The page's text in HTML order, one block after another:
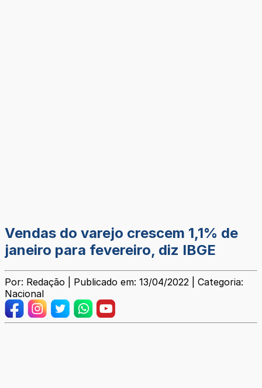
Vendas do varejo crescem 1,1% de
janeiro para fevereiro, diz IBGE
Por: Redação | Publicado em: 13/04/2022 | Categoria:
Nacional